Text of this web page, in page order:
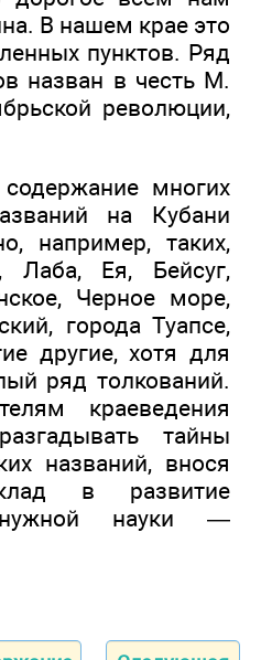
В нашем крае это
пунктов. Ряд
назван в честь М.
революции,
многих
на Кубани
например, таких,
Лаба, Ея, Бейсуг,
Черное море,
города Туапсе,
другие, хотя для
ряд толкований.
краеведения
тайны
названий, внося
в развитие
науки —